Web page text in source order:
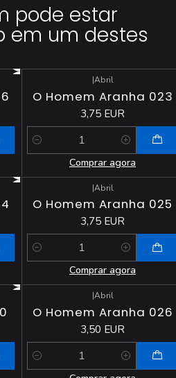
pode estar
em um destes
|Abril
O Homem Aranha 023
3,75 EUR
Quantidade
Comprar agora
|Abril
O Homem Aranha 025
3,75 EUR
Quantidade
Comprar agora
|Abril
O Homem Aranha 026
3,50 EUR
Quantidade